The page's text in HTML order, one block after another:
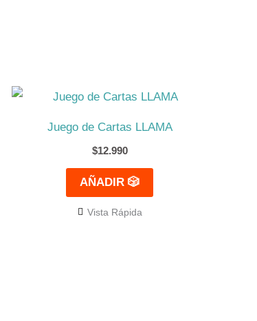
Juego de Cartas LLAMA
$12.990
AÑADIR 🎲
Vista Rápida